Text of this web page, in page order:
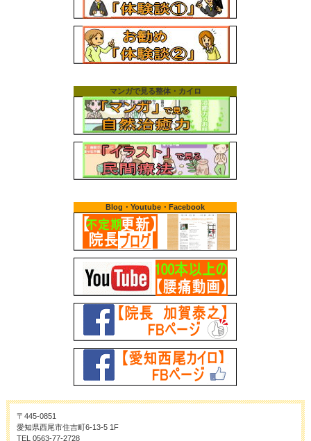
マンガで見る整体・カイロ
Blog・Youtube・Facebook
〒445-0851
愛知県西尾市住吉町6-13-5 1F
TEL 0563-77-2728